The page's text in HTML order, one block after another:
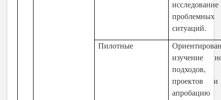
исследование
проблемных
ситуаций.
Пилотные
изучение
подходов,
проектов